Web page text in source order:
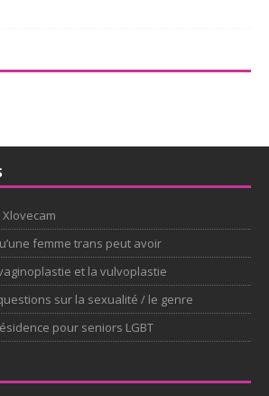
femme trans peut avoir
et la vulvoplastie
sur la sexualité / le genre
pour seniors LGBT